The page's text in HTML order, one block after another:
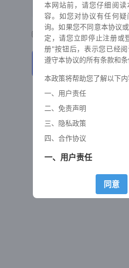
我已阅读并同意【用户协议
注 册
已有账号？
© 2026五湖通信
同意